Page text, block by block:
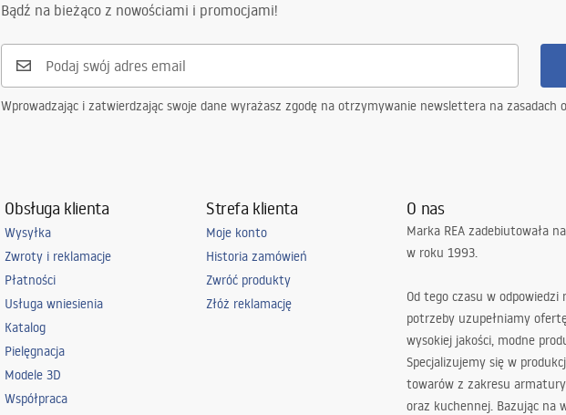
Bądź na bieżąco z nowościami i promocjami!
Wprowadzając i zatwierdzając swoje dane wyrażasz zgodę na otrzymywanie newslettera na zasadach
Obsługa klienta
Wysyłka
Zwroty i reklamacje
Płatności
Usługa wniesienia
Katalog
Pielęgnacja
Modele 3D
Współpraca
Strefa klienta
Moje konto
Historia zamówień
Zwróć produkty
Złóż reklamację
O nas
Marka REA zadebiutowała
w roku 1993.
Od tego czasu w odpowiedzi
potrzeby uzupełniamy
wysokiej jakości, modne
Specjalizujemy się w
towarów z zakresu
oraz kuchennej. Bazując na